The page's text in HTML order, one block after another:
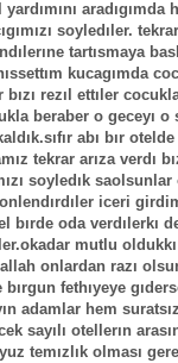
aradıgımda
soyledıler.
tartısmaya
kucagımda
rezıl ettıler
beraber o geceyı o
abı bır
tekrar arıza verdı
soyledık
iceri
oda verdılerkı
mutlu
onlardan razı
fethıyeye
adamlar hem
sayılı otellerın
temızlık olması